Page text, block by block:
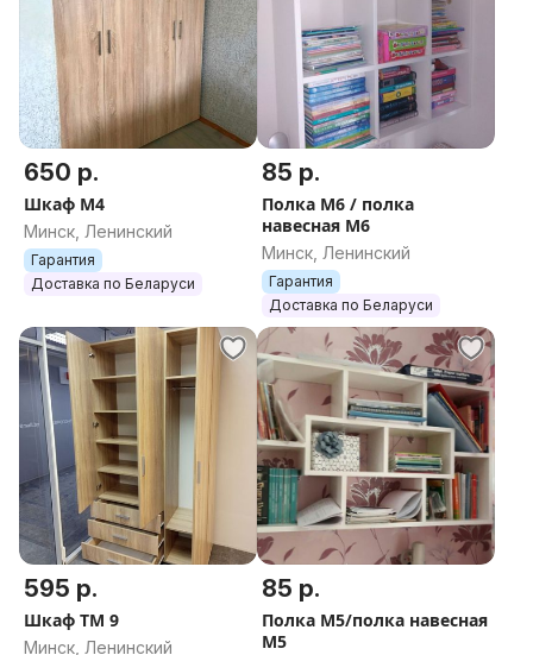
650 р.
Шкаф М4
Минск, Ленинский
Гарантия
Доставка по Беларуси
85 р.
Полка М6 / полка
навесная М6
Минск, Ленинский
Гарантия
Доставка по Беларуси
595 р.
Шкаф ТМ 9
Минск, Ленинский
85 р.
Полка М5/полка навесная
М5